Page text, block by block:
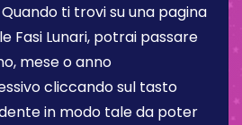
ti trovi su una pagina
Fasi Lunari, potrai passare
mese o anno
cliccando sul tasto
in modo tale da poter